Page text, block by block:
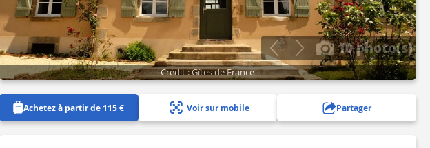
10 photo(s)
Crédit : Gîtes de France
Achetez à partir de 115 € Voir sur mobile Partager